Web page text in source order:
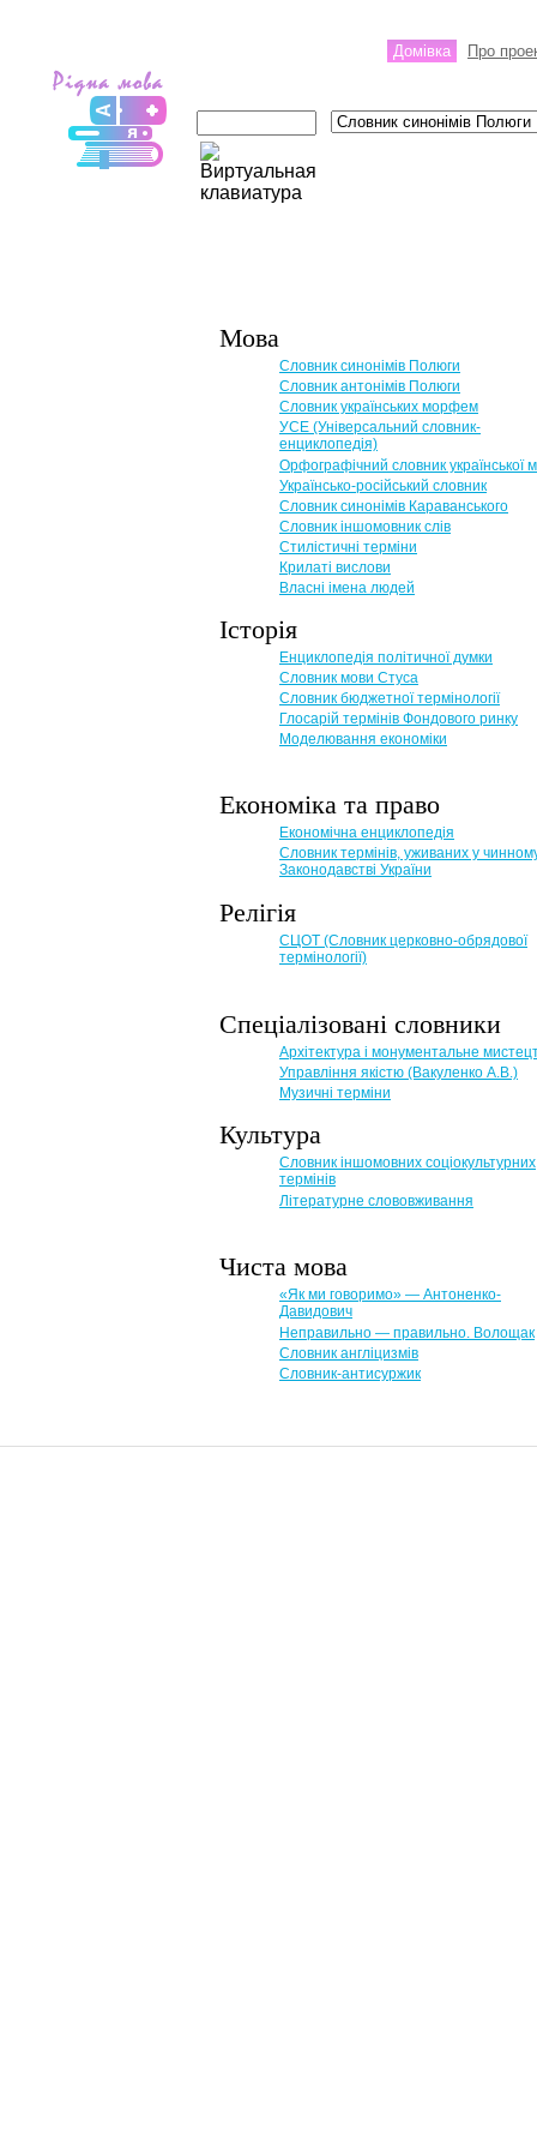
Домівка Про
Мова
Словник синонімів Полюги
Словник антонімів Полюги
Словник українських морфем
УСЕ (Універсальний словник-
енциклопедія)
Орфографічний словник української
Українсько-російський словник
Словник синонімів Караванського
Словник іншомовник слів
Стилістичні терміни
Крилаті вислови
Власні імена людей
Історія
Енциклопедія політичної думки
Словник мови Стуса
Словник бюджетної термінології
Глосарій термінів Фондового ринку
Моделювання економіки
Економіка та право
Eкономічна енциклопедія
Словник термінів, уживаних у
Законодавстві України
Релігія
СЦОТ (Словник церковно-обрядової
термінології)
Спеціалізовані словники
Архітектура і монументальне
Управління якістю (Вакуленко А.В.)
Музичні терміни
Культура
Словник іншомовних соціокультурних
термінів
Літературне слововживання
Чиста мова
«Як ми говоримо» — Антоненко-
Давидович
Неправильно — правильно. Волощак
Словник англіцизмів
Словник-антисуржик